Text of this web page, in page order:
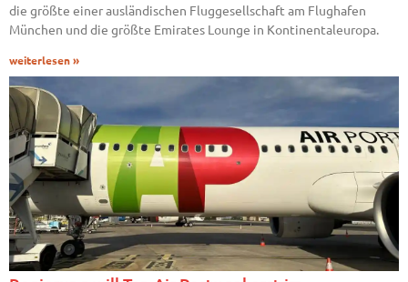
die größte einer ausländischen Fluggesellschaft am Flughafen
München und die größte Emirates Lounge in Kontinentaleuropa.
weiterlesen »